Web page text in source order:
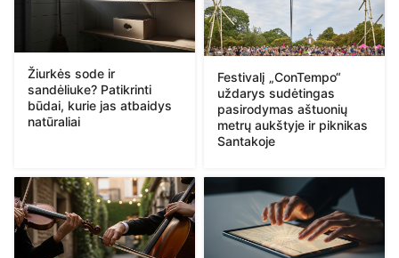
Žiurkės sode ir
sandėliuke? Patikrinti
būdai, kurie jas atbaidys
natūraliai
Festivalį „ConTempo“
uždarys sudėtingas
pasirodymas aštuonių
metrų aukštyje ir piknikas
Santakoje